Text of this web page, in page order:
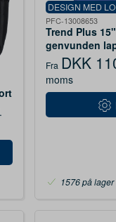
DESIGN MED
PFC-13008653
Trend Plus
genvunden
l, kongeblå
Fra DKK
moms
1576 på lager